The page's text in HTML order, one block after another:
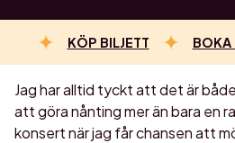
KÖP BILJETT BOKA
Jag har alltid tyckt att det är
att göra nånting mer än bara en
konsert när jag får chansen att